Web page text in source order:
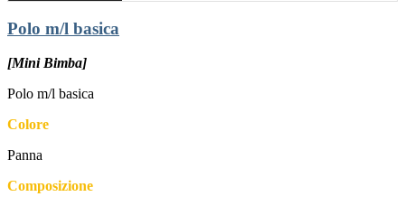
Polo m/l basica
[Mini Bimba]
Polo m/l basica
Colore
Panna
Composizione